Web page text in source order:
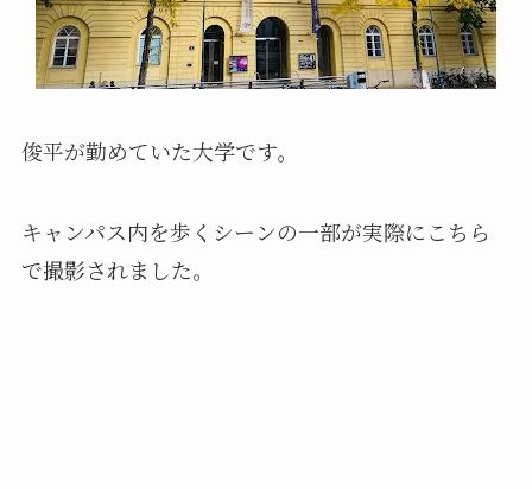
俊平が勤めていた大学です。
キャンパス内を歩くシーンの一部が実際にこちら
で撮影されました。